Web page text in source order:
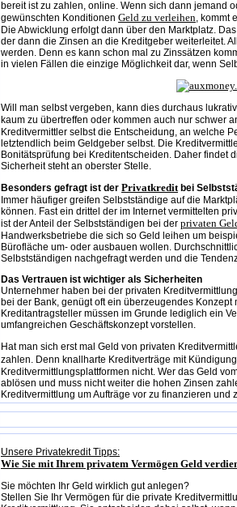
bereit ist zu zahlen, online. Wenn sich dann jemand
gewünschten Konditionen Geld zu verleihen, kommt
Die Abwicklung erfolgt dann über den Marktplatz.
der dann die Zinsen an die Kreditgeber weiterleitet.
werden. Denn es kann schon mal zu Zinssätzen
in vielen Fällen die einzige Möglichkeit dar, wenn
Will man selbst vergeben, kann dies durchaus
kaum zu übertreffen oder kommen auch nur schwer
Kreditvermittler selbst die Entscheidung, an welche
letztendlich beim Geldgeber selbst. Die
Bonitätsprüfung bei Kreditentscheiden. Daher findet
Sicherheit steht an oberster Stelle.
Besonders gefragt ist der Privatkreditbei
Immer häufiger greifen Selbstständige auf die
können. Fast ein drittel der im Internet vermittelten
ist der Anteil der Selbstständigen bei der privaten
Handwerksbetriebe die sich so Geld leihen um
Bürofläche um- oder ausbauen wollen.
Selbstständigen nachgefragt werden und die
Das Vertrauen ist wichtiger als Sicherheiten
Unternehmer haben bei der privaten
bei der Bank, genügt oft ein überzeugendes
Kreditantragsteller müssen im Grunde lediglich ein
umfangreichen Geschäftskonzept vorstellen.
Hat man sich erst mal Geld von privaten
zahlen. Denn knallharte Kreditverträge mit
Kreditvermittlungsplattformen nicht. Wer das Geld
ablösen und muss nicht weiter die hohen Zinsen
Kreditvermittlung um Aufträge vor zu finanzieren
Unsere Privatekredit Tipps:
Wie Sie mit Ihrem privatem Vermögen Geld
Sie möchten Ihr Geld wirklich gut anlegen?
Stellen Sie Ihr Vermögen für die private